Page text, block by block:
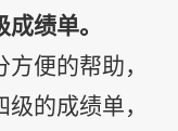
绩单。
便的帮助，
的成绩单，